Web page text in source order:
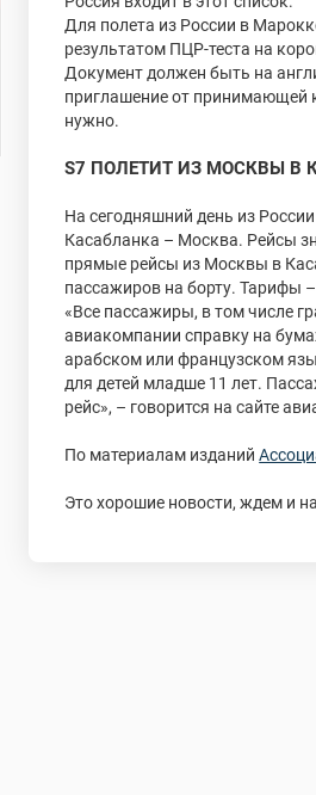
Для полета из России в
результатом ПЦР-теста на
Документ должен быть на
приглашение от принимающей
нужно.
S7 ПОЛЕТИТ ИЗ МОСКВЫ В
На сегодняшний день из
Касабланка – Москва. Рейсы
прямые рейсы из Москвы в
пассажиров на борту. Тарифы
«Все пассажиры, в том числе
авиакомпании справку на
арабском или французском
для детей младше 11 лет.
рейс», – говорится на сайте
По материалам изданий
Это хорошие новости, ждем и